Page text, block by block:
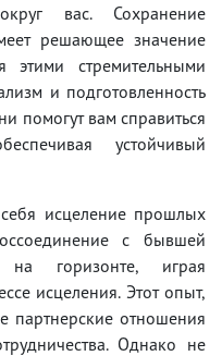
вас. Сохранение
решающее значение
этими стремительными
и подготовленность
помогут вам справиться
устойчивый
исцеление прошлых
с бывшей
горизонте, играя
исцеления. Этот опыт,
партнерские отношения
Однако не